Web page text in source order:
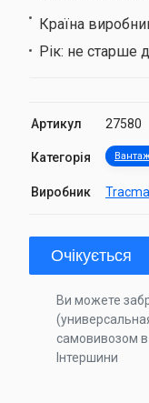
Країна
Рік: не старше
Артикул 27580
Категорія
Виробник
Очікується
Ви можете
самовивозом
Інтершини